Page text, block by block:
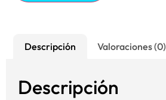
Descripción Valoraciones (0)
Descripción